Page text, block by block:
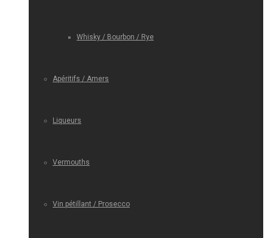
Whisky / Bourbon / Rye
Apéritifs / Amers
Liqueurs
Vermouths
Vin pétillant / Prosecco